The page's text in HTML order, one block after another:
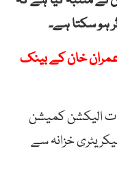
ہو سکتا ہے۔
خان کے بینک
الیکشن کمیشن
خزانہ سے